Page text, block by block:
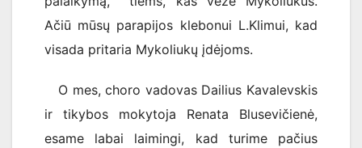
Ačiū mūsų parapijos klebonui L.Klimui, kad
visada pritaria Mykoliukų įdėjoms.
O mes, choro vadovas Dailius Kavalevskis
ir tikybos mokytoja Renata Blusevičienė,
esame labai laimingi, kad turime pačius